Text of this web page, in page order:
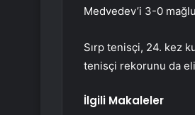
Medvedev’i 3-0
Sırp tenisçi, 24. kez
tenisçi rekorunu da
İlgili Makaleler